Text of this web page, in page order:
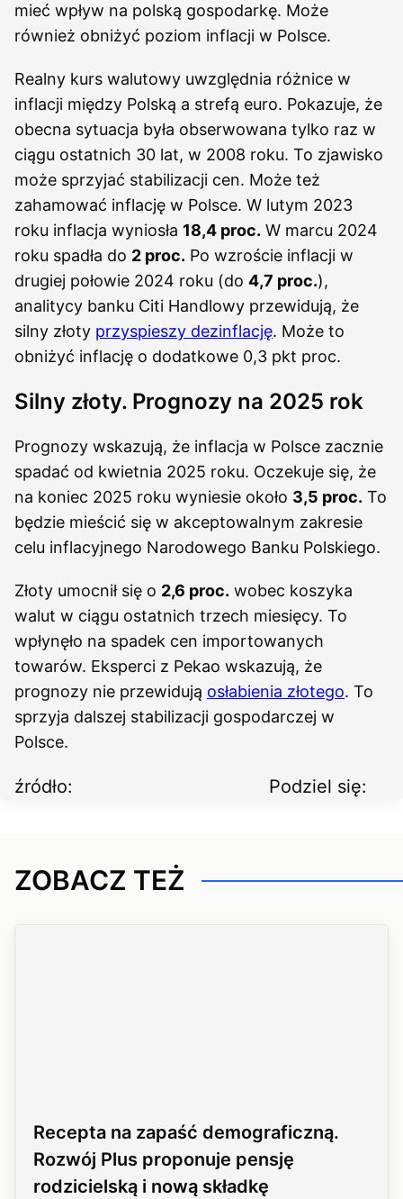
mieć wpływ na polską gospodarkę. Może
również obniżyć poziom inflacji w Polsce.
Realny kurs walutowy uwzględnia różnice w
inflacji między Polską a strefą euro. Pokazuje, że
obecna sytuacja była obserwowana tylko raz w
ciągu ostatnich 30 lat, w 2008 roku. To zjawisko
może sprzyjać stabilizacji cen. Może też
zahamować inflację w Polsce. W lutym 2023
roku inflacja wyniosła 18,4 proc. W marcu 2024
roku spadła do 2 proc. Po wzroście inflacji w
drugiej połowie 2024 roku (do 4,7 proc.),
analitycy banku Citi Handlowy przewidują, że
silny złoty przyspieszy dezinflację. Może to
obniżyć inflację o dodatkowe 0,3 pkt proc.
Silny złoty. Prognozy na 2025 rok
Prognozy wskazują, że inflacja w Polsce zacznie
spadać od kwietnia 2025 roku. Oczekuje się, że
na koniec 2025 roku wyniesie około 3,5 proc. To
będzie mieścić się w akceptowalnym zakresie
celu inflacyjnego Narodowego Banku Polskiego.
Złoty umocnił się o 2,6 proc. wobec koszyka
walut w ciągu ostatnich trzech miesięcy. To
wpłynęło na spadek cen importowanych
towarów. Eksperci z Pekao wskazują, że
prognozy nie przewidują osłabienia złotego. To
sprzyja dalszej stabilizacji gospodarczej w
Polsce.
źródło: Podziel się:
ZOBACZ TEŻ
Recepta na zapaść demograficzną.
Rozwój Plus proponuje pensję
rodzicielską i nową składkę